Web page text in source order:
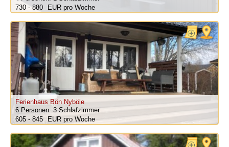
730 - 880
pro Woche
Ferienhaus Bön Nyböle
6 Personen. 3 Schlafzimmer
605 - 845
pro Woche